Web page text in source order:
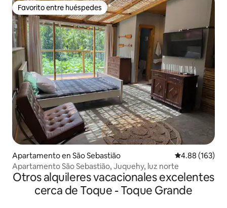
Favorito entre huéspedes
Favorito entre huéspedes
Apartamento en São Sebastião Calificación
4.88 (163)
Apartamento São Sebastião, Juquehy, luz norte
Otros alquileres vacacionales excelentes
cerca de Toque - Toque Grande